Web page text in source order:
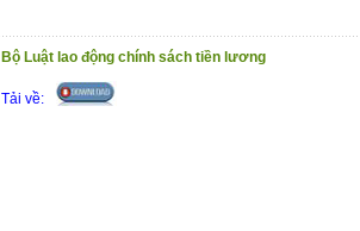
Bộ Luật lao động chính sách tiền lương
Tải về: